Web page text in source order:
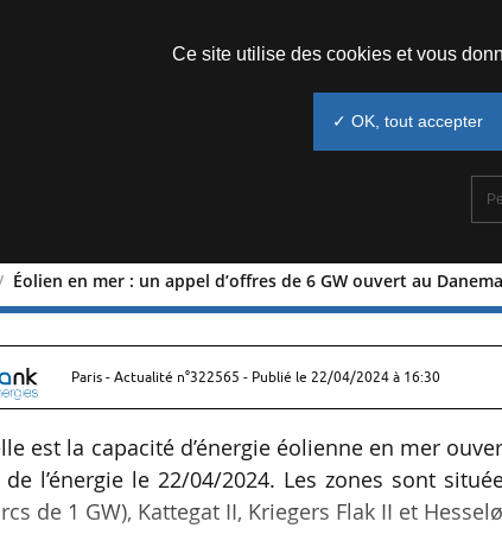
Éolien en mer : un appel d’offres de 6 GW ouvert au
en mer : un appel d’offres de 6
Paris - Actualité n°322565 - Publié le 22/04/2024 à 16:30
est la capacité d’énergie éolienne en mer
de l’énergie le 22/04/2024. Les zones sont
de 1 GW), Kattegat II, Kriegers Flak II et
Ce site utilise des cookies et vous
✓ OK, tout accepter